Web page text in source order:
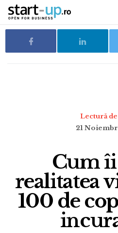
Lectură
21
Cum
realitatea
100 de